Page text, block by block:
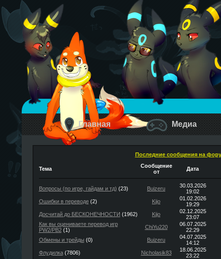
Главная Медиа
Последние сообщения на
Тема
Сообщение
от
Дата
Вопросы (по игре, гайдам и тд) (23) Buizeru
30.03.2026
19:02
Ошибки в переводе(2) Kijo
01.02.2026
19:29
Досчитай до БЕСКОНЕЧНОСТИ (1962) Kijo
02.12.2025
23:07
Как вы оцениваете перевод игр
PW2/PB2(1) ChiYu220
06.07.2025
22:29
Обмены и трейды (0) Buizeru
04.07.2025
14:12
Флудилка(7806) Nicholasik83
18.06.2025
23:22